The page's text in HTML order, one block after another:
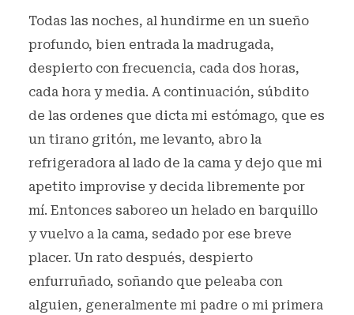
Todas las noches, al hundirme en un sueño
profundo, bien entrada la madrugada,
despierto con frecuencia, cada dos horas,
cada hora y media. A continuación, súbdito
de las ordenes que dicta mi estómago, que es
un tirano gritón, me levanto, abro la
refrigeradora al lado de la cama y dejo que mi
apetito improvise y decida libremente por
mí. Entonces saboreo un helado en barquillo
y vuelvo a la cama, sedado por ese breve
placer. Un rato después, despierto
enfurruñado, soñando que peleaba con
alguien, generalmente mi padre o mi primera